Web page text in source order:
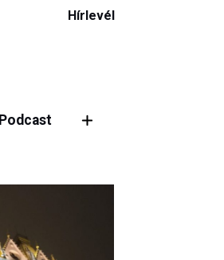
Hírlevél
Podcast